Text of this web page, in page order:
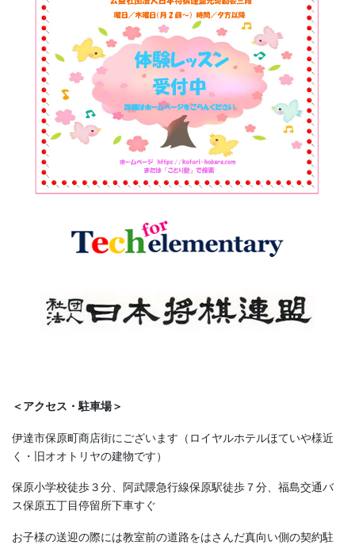
＜アクセス・駐車場＞
伊達市保原町商店街にございます（ロイヤルホテルほていや様近
く・旧オオトリヤの建物です）
保原小学校徒歩３分、阿武隈急行線保原駅徒歩７分、福島交通バ
ス保原五丁目停留所下車すぐ
お子様の送迎の際には教室前の道路をはさんだ真向い側の契約駐